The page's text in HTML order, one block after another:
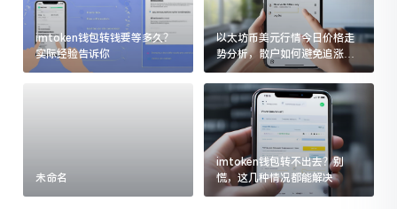
imtoken钱包转钱要等多久？
实际经验告诉你
以太坊币美元行情今日价格走
势分析，散户如何避免追涨杀
跌被套牢
未命名
imtoken钱包转不出去？别
慌，这几种情况都能解决